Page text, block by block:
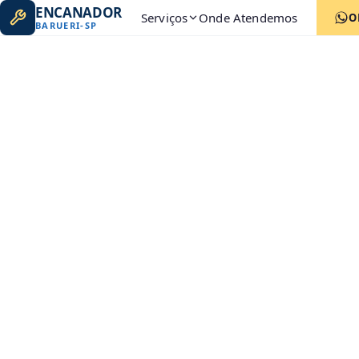
ENCANADOR
BARUERI-SP Serviços Onde Atendemos